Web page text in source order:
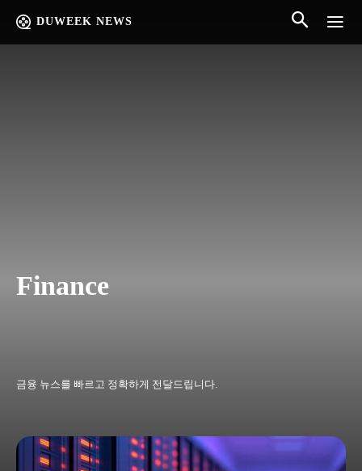
DUWEEK NEWS
Finance
금융 뉴스를 빠르고 정확하게 전달드립니다.